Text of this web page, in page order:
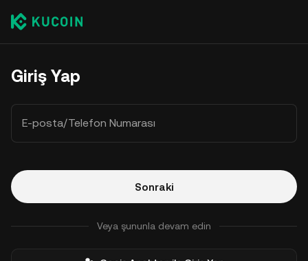
Giriş Yap
E-posta/Telefon Numarası
Sonraki
Veya şununla devam edin